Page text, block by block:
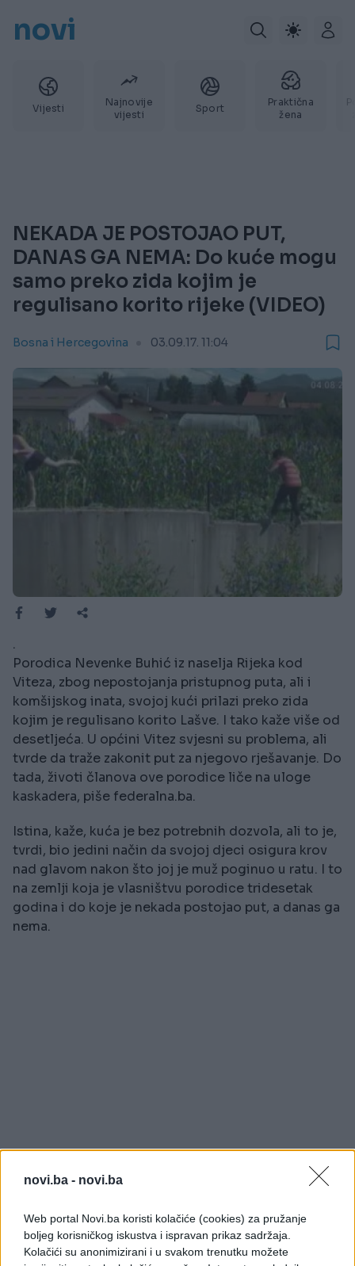
novi.ba - novi.ba
Web portal Novi.ba koristi kolačiće (cookies) za pružanje
boljeg korisničkog iskustva i ispravan prikaz sadržaja.
Kolačići su anonimizirani i u svakom trenutku možete
novi
Vijesti
Najnovije
vijesti
Sport
Praktična
žena
NEKADA JE POSTOJAO PUT,
DANAS GA NEMA: Do kuće mogu
samo preko zida kojim je
regulisano korito rijeke (VIDEO)
Bosna i Hercegovina 03.09.17. 11:04
.
Porodica Nevenke Buhić iz naselja Rijeka kod
Viteza, zbog nepostojanja pristupnog puta, ali i
komšijskog inata, svojoj kući prilazi preko zida
kojim je regulisano korito Lašve. I tako kaže više od
desetljeća. U općini Vitez svjesni su problema, ali
tvrde da traže zakonit put za njegovo rješavanje. Do
tada, životi članova ove porodice liče na uloge
kaskadera, piše federalna.ba.
Istina, kaže, kuća je bez potrebnih dozvola, ali to je,
tvrdi, bio jedini način da svojoj djeci osigura krov
nad glavom nakon što joj je muž poginuo u ratu. I to
na zemlji koja je vlasništvu porodice tridesetak
godina i do koje je nekada postojao put, a danas ga
nema.